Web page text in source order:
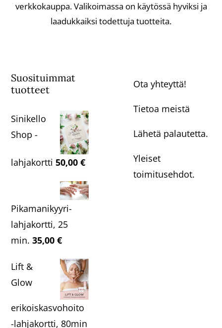
verkkokauppa. Valikoimassa on käytössä hyviksi ja
laadukkaiksi todettuja tuotteita.
Suosituimmat
tuotteet
Sinikello
Shop -
lahjakortti 50,00€
Pikamanikyyri-
lahjakortti, 25
min. 35,00€
Lift &
Glow
erikoiskasvohoito
-lahjakortti, 80min
Ota yhteyttä!
Tietoa meistä
Lähetä palautetta.
Yleiset
toimitusehdot.